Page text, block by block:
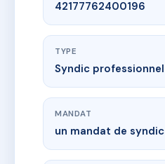
42177762400196
TYPE
Syndic professionnel
MANDAT
un mandat de syndic